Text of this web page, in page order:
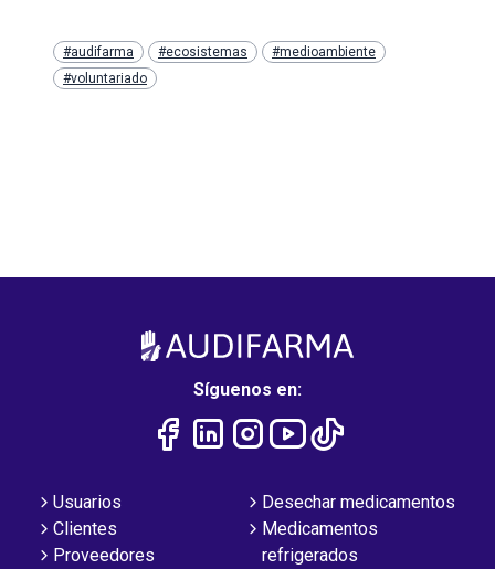
#audifarma #ecosistemas
#medioambiente
#voluntariado
Síguenos en:
Usuarios
Clientes
Proveedores
Desechar medicamentos
Medicamentos
refrigerados